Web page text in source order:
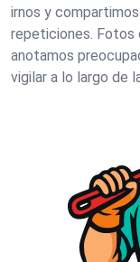
irnos y
repeticiones. Fotos
anotamos
vigilar a lo largo de